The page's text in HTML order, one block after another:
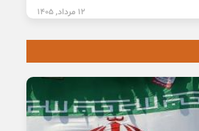
12 مرداد, 1405